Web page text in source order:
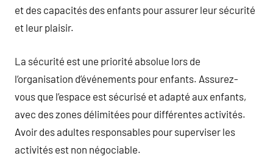
et des capacités des enfants pour assurer leur sécurité
et leur plaisir.
La sécurité est une priorité absolue lors de
l’organisation d’événements pour enfants. Assurez-
vous que l’espace est sécurisé et adapté aux enfants,
avec des zones délimitées pour différentes activités.
Avoir des adultes responsables pour superviser les
activités est non négociable.